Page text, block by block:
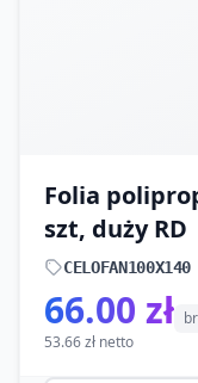
Folia
szt, duży RD
CELOFAN100X140
66.00 zł
53.66 zł netto